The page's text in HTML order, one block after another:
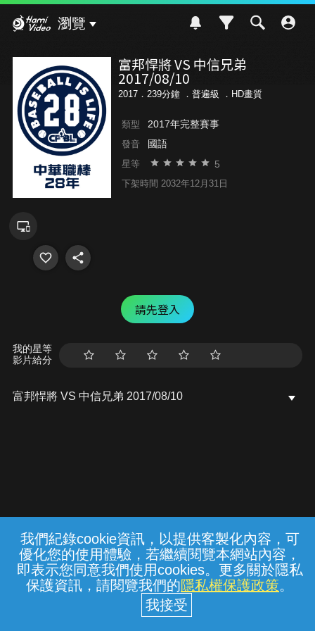
我們紀錄cookie資訊，以提供客製化內容，可
優化您的使用體驗，若繼續閱覽本網站內容，
即表示您同意我們使用cookies。更多關於隱私
保護資訊，請閱覽我們的隱私權保護政策。
瀏覽
富邦悍將 VS 中信兄弟
2017/08/10
2017．239分鐘 ． 普遍級 ．HD畫質
類型 2017年完整賽事
發音 國語
星等 5
下架時間 2032年12月31日
請先登入
我的星等
影片給分
富邦悍將 VS 中信兄弟 2017/08/10
常見問題 線上客服 服務條款 隱私權保護
中華電信股份有限公司個人家庭分公司
(統一編號：96979949) © 2026
{{notifyMsg}}